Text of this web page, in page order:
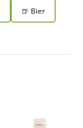
🍺 Bier